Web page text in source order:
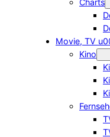
Charts
Movie, TV
Kino